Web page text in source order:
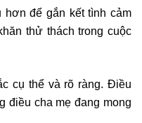
để gắn kết tình cảm
thử thách trong cuộc
cụ thể và rõ ràng. Điều
điều cha mẹ đang mong